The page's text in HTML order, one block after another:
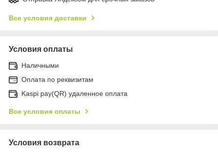
Все условия доставки
Условия оплаты
Наличными
Оплата по реквизитам
Kaspi pay(QR) удаленное оплата
Все условия оплаты
Условия возврата